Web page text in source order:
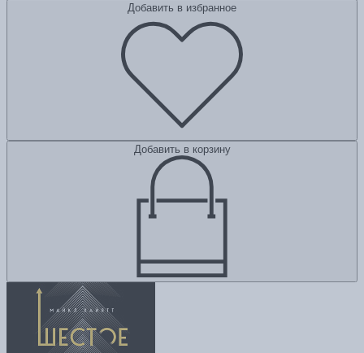
Добавить в избранное
Добавить в корзину